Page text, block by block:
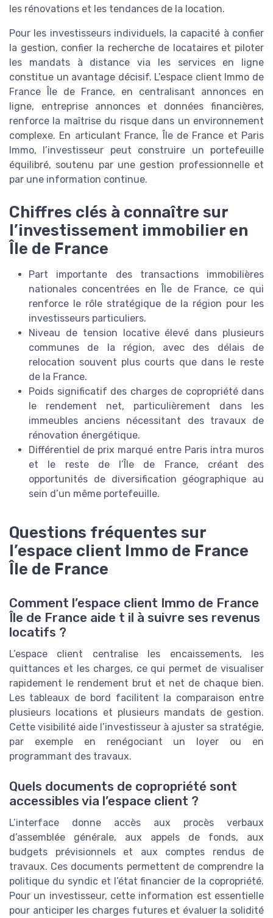
les rénovations et les tendances de la location.
Pour les investisseurs individuels, la capacité à confier
la gestion, confier la recherche de locataires et piloter
les mandats à distance via les services en ligne
constitue un avantage décisif. L’espace client Immo de
France Île de France, en centralisant annonces en
ligne, entreprise annonces et données financières,
renforce la maîtrise du risque dans un environnement
complexe. En articulant France, Île de France et Paris
Immo, l’investisseur peut construire un portefeuille
équilibré, soutenu par une gestion professionnelle et
par une information continue.
Chiffres clés à connaître sur
l’investissement immobilier en
Île de France
Part importante des transactions immobilières
nationales concentrées en Île de France, ce qui
renforce le rôle stratégique de la région pour les
investisseurs particuliers.
Niveau de tension locative élevé dans plusieurs
communes de la région, avec des délais de
relocation souvent plus courts que dans le reste
de la France.
Poids significatif des charges de copropriété dans
le rendement net, particulièrement dans les
immeubles anciens nécessitant des travaux de
rénovation énergétique.
Différentiel de prix marqué entre Paris intra muros
et le reste de l’Île de France, créant des
opportunités de diversification géographique au
sein d’un même portefeuille.
Questions fréquentes sur
l’espace client Immo de France
Île de France
Comment l’espace client Immo de France
Île de France aide t il à suivre ses revenus
locatifs ?
L’espace client centralise les encaissements, les
quittances et les charges, ce qui permet de visualiser
rapidement le rendement brut et net de chaque bien.
Les tableaux de bord facilitent la comparaison entre
plusieurs locations et plusieurs mandats de gestion.
Cette visibilité aide l’investisseur à ajuster sa stratégie,
par exemple en renégociant un loyer ou en
programmant des travaux.
Quels documents de copropriété sont
accessibles via l’espace client ?
L’interface donne accès aux procès verbaux
d’assemblée générale, aux appels de fonds, aux
budgets prévisionnels et aux comptes rendus de
travaux. Ces documents permettent de comprendre la
politique du syndic et l’état financier de la copropriété.
Pour un investisseur, cette information est essentielle
pour anticiper les charges futures et évaluer la solidité